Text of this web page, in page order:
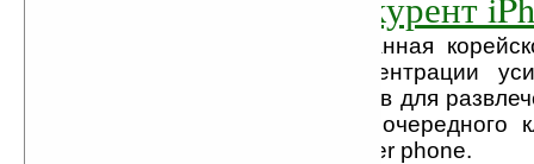
Компания iriver, созданная
Reigncom для «концентрации
электронных продуктов для
объявила о выпуске
сотовом телефоне Iriver phone.